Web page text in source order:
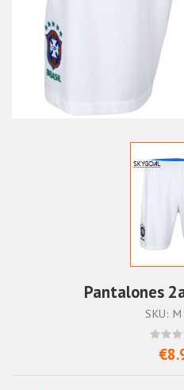
Pantalones
SKU: